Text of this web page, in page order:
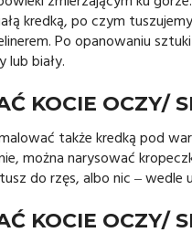
kredką, po czym
Po opanowaniu
lub biały.
KOCIE OCZY/
także kredką pod
można narysować
do rzęs, albo nic ‒ wedle
KOCIE OCZY/